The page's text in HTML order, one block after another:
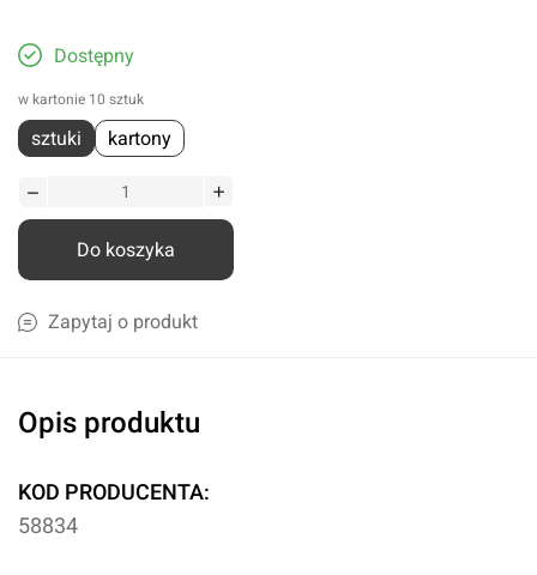
Dostępny
w kartonie 10 sztuk
sztuki kartony
Do koszyka
Zapytaj o produkt
Opis produktu
KOD PRODUCENTA:
58834